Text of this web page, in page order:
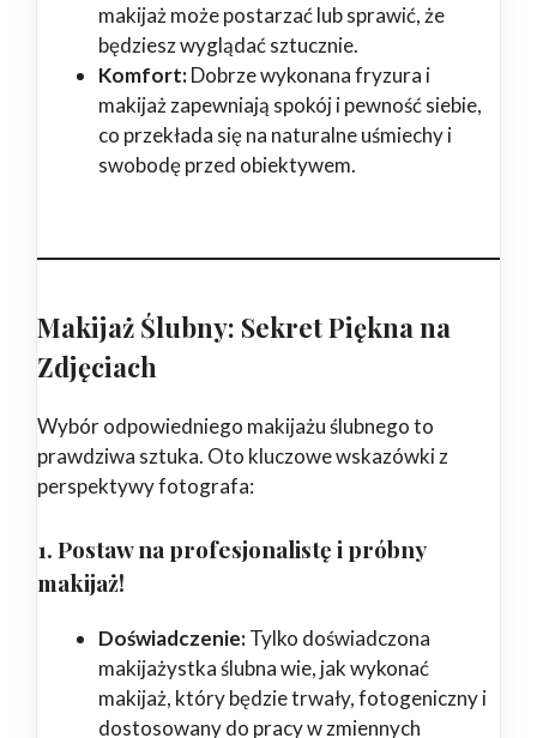
makijaż może postarzać lub sprawić, że
będziesz wyglądać sztucznie.
Komfort:Dobrze wykonana fryzura i
makijaż zapewniają spokój i pewność siebie,
co przekłada się na naturalne uśmiechy i
swobodę przed obiektywem.
Makijaż Ślubny: Sekret Piękna na
Zdjęciach
Wybór odpowiedniego makijażu ślubnego to
prawdziwa sztuka. Oto kluczowe wskazówki z
perspektywy fotografa:
1. Postaw na profesjonalistę i próbny
makijaż!
Doświadczenie:Tylko doświadczona
makijażystka ślubna wie, jak wykonać
makijaż, który będzie trwały, fotogeniczny i
dostosowany do pracy w zmiennych